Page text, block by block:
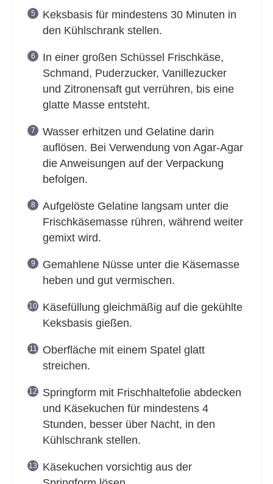
Keksbasis für mindestens 30 Minuten in
den Kühlschrank stellen.
In einer großen Schüssel Frischkäse,
Schmand, Puderzucker, Vanillezucker
und Zitronensaft gut verrühren, bis eine
glatte Masse entsteht.
Wasser erhitzen und Gelatine darin
auflösen. Bei Verwendung von Agar-Agar
die Anweisungen auf der Verpackung
befolgen.
Aufgelöste Gelatine langsam unter die
Frischkäsemasse rühren, während weiter
gemixt wird.
Gemahlene Nüsse unter die Käsemasse
heben und gut vermischen.
Käsefüllung gleichmäßig auf die gekühlte
Keksbasis gießen.
Oberfläche mit einem Spatel glatt
streichen.
Springform mit Frischhaltefolie abdecken
und Käsekuchen für mindestens 4
Stunden, besser über Nacht, in den
Kühlschrank stellen.
Käsekuchen vorsichtig aus der